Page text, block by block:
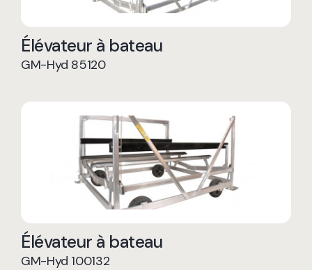
Élévateur à bateau
GM-Hyd 85120
Élévateur à bateau
GM-Hyd 100132